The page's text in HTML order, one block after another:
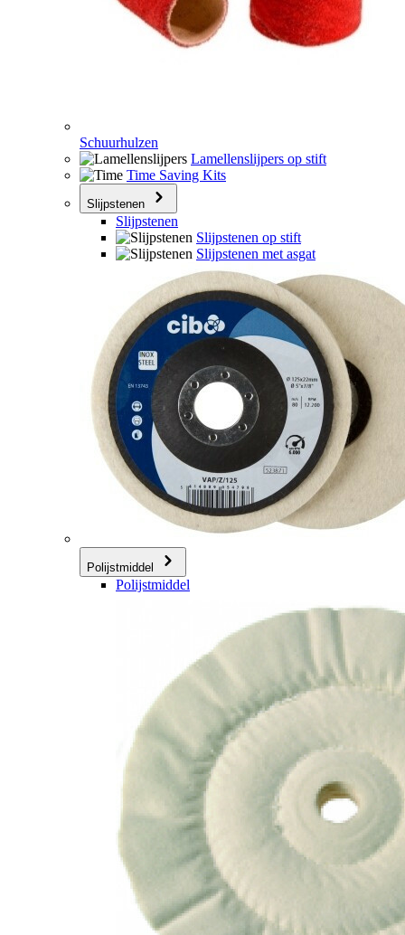
Schuurhulzen
Lamellenslijpers op stift
Time Saving Kits
Slijpstenen
Slijpstenen
Slijpstenen op stift
Slijpstenen met asgat
Polijstmiddel
Polijstmiddel